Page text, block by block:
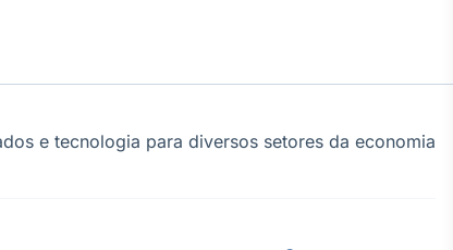
e tecnologia para diversos setores da economia